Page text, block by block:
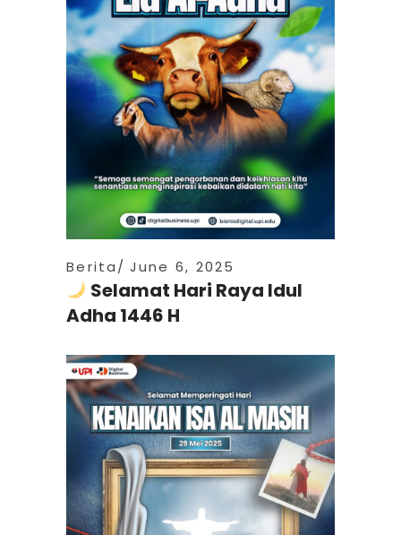
Berita June 6, 2025
Selamat Hari Raya Idul
Adha 1446 H